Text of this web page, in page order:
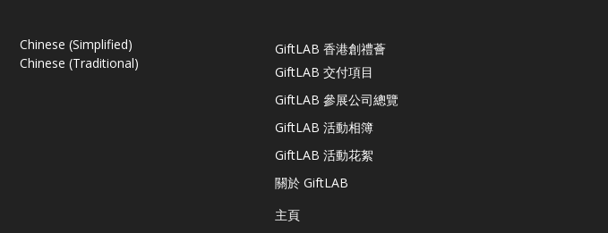
Chinese (Simplified)
Chinese (Traditional)
GiftLAB 香港創禮薈
GiftLAB 交付項目
GiftLAB 參展公司總覽
GiftLAB 活動相簿
GiftLAB 活動花絮
關於 GiftLAB
主頁